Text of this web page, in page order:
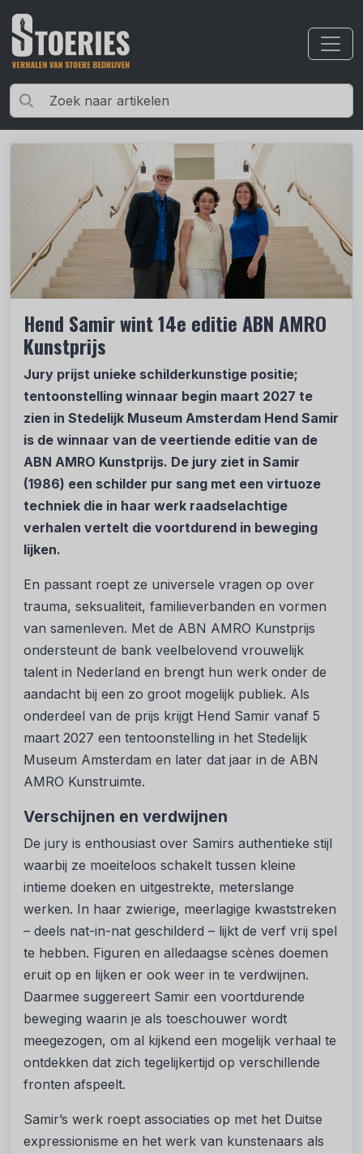
Hend Samir wint 14e editie ABN AMRO
Kunstprijs
Jury prijst unieke schilderkunstige positie;
tentoonstelling winnaar begin maart 2027 te
zien in Stedelijk Museum Amsterdam Hend Samir
is de winnaar van de veertiende editie van de
ABN AMRO Kunstprijs. De jury ziet in Samir
(1986) een schilder pur sang met een virtuoze
techniek die in haar werk raadselachtige
verhalen vertelt die voortdurend in beweging
lijken.
En passant roept ze universele vragen op over
trauma, seksualiteit, familieverbanden en vormen
van samenleven. Met de ABN AMRO Kunstprijs
ondersteunt de bank veelbelovend vrouwelijk
talent in Nederland en brengt hun werk onder de
aandacht bij een zo groot mogelijk publiek. Als
onderdeel van de prijs krijgt Hend Samir vanaf 5
maart 2027 een tentoonstelling in het Stedelijk
Museum Amsterdam en later dat jaar in de ABN
AMRO Kunstruimte.
Verschijnen en verdwijnen
De jury is enthousiast over Samirs authentieke stijl
waarbij ze moeiteloos schakelt tussen kleine
intieme doeken en uitgestrekte, meterslange
werken. In haar zwierige, meerlagige kwaststreken
– deels nat-in-nat geschilderd – lijkt de verf vrij spel
te hebben. Figuren en alledaagse scènes doemen
eruit op en lijken er ook weer in te verdwijnen.
Daarmee suggereert Samir een voortdurende
beweging waarin je als toeschouwer wordt
meegezogen, om al kijkend een mogelijk verhaal te
ontdekken dat zich tegelijkertijd op verschillende
fronten afspeelt.
Samir’s werk roept associaties op met het Duitse
expressionisme en het werk van kunstenaars als